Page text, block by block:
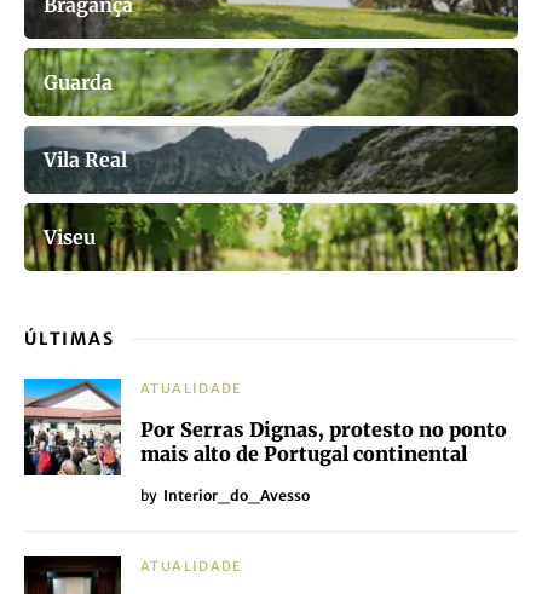
Bragança
Guarda
Vila Real
Viseu
ÚLTIMAS
ATUALIDADE
Por Serras Dignas, protesto no ponto
mais alto de Portugal continental
by Interior_do_Avesso
ATUALIDADE